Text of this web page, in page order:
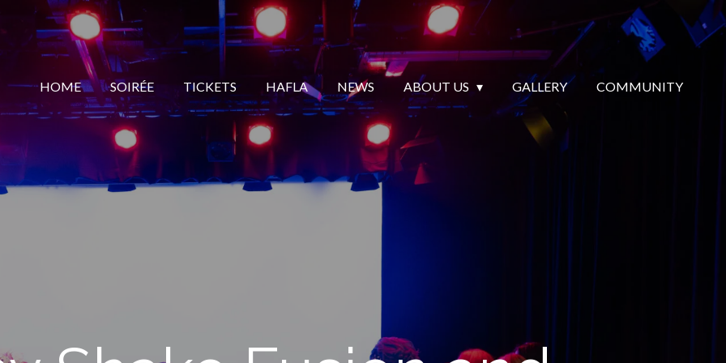
HOME SOIRÉE TICKETS HAFLA NEWS ABOUT US GALLERY COMMUNITY